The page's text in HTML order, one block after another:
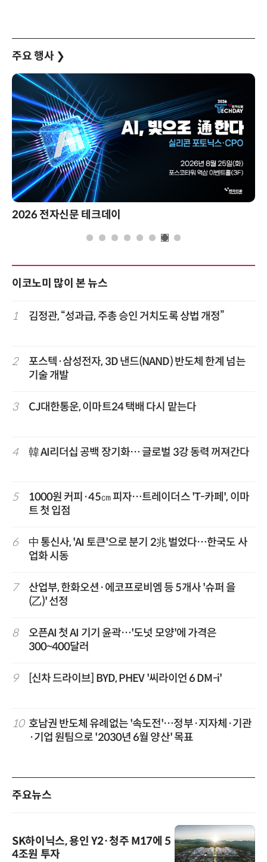
주요 행사 ❯
2026 전자신문 테크데이
이코노미 많이 본 뉴스
1 김정관, “성과급, 주총 승인 거치도록 상법 개정”
2
포스텍·삼성전자, 3D 낸드(NAND) 반도체 한계 넘는
기술 개발
3 CJ대한통운, 이마트24 택배 다시 맡는다
4 韓 AI리더십 공백 장기화… 글로벌 3강 동력 꺼져간다
5
1000원 커피·45㎝ 피자…트레이더스 'T-카페', 이마
트 첫 입점
6
中 통신사, 'AI 토큰'으로 분기 2兆 벌었다…한국도 사
업화 시동
7
산업부, 한화오션·에코프로비엠 등 5개사 '슈퍼 을
(乙)' 선정
8
오픈AI 첫 AI 기기 윤곽…'도넛 모양'에 가격은
300~400달러
9 [신차 드라이브] BYD, PHEV '씨라이언 6 DM-i'
10 호남권 반도체 유례없는 '속도전'…정부·지자체·기관
·기업 원팀으로 '2030년 6월 양산' 목표
주요뉴스
SK하이닉스, 용인 Y2·청주 M17에 5
4조원 투자